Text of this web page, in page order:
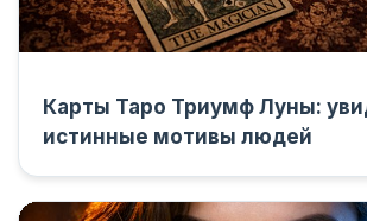
Карты Таро Триумф Луны:
истинные мотивы людей